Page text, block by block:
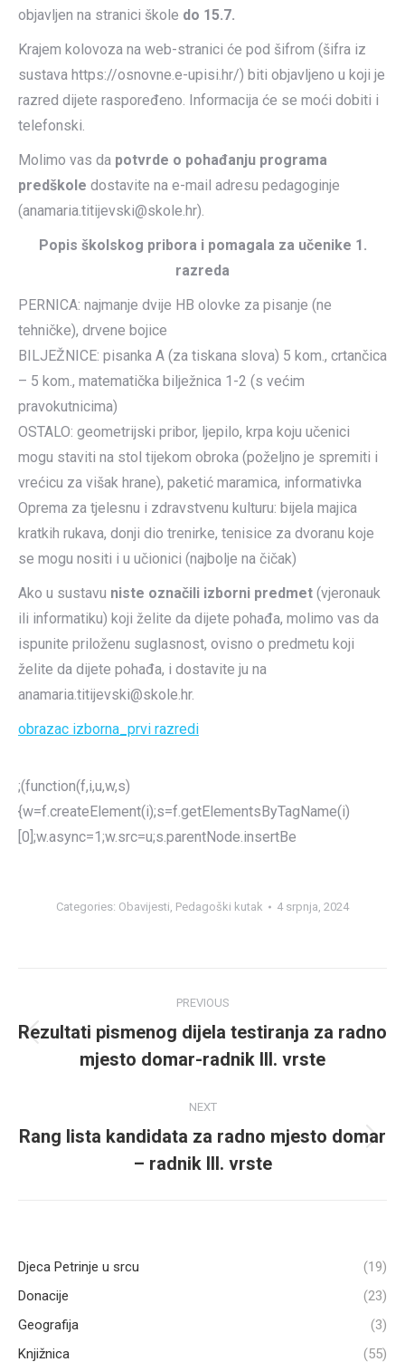
objavljen na stranici škole do 15.7.
Krajem kolovoza na web-stranici će pod šifrom (šifra iz
sustava https://osnovne.e-upisi.hr/) biti objavljeno u koji je
razred dijete raspoređeno. Informacija će se moći dobiti i
telefonski.
Molimo vas da potvrde o pohađanju programa
predškole dostavite na e-mail adresu pedagoginje
(anamaria.titijevski@skole.hr).
Popis školskog pribora i pomagala za učenike 1.
razreda
PERNICA: najmanje dvije HB olovke za pisanje (ne
tehničke), drvene bojice
BILJEŽNICE: pisanka A (za tiskana slova) 5 kom., crtančica
– 5 kom., matematička bilježnica 1-2 (s većim
pravokutnicima)
OSTALO: geometrijski pribor, ljepilo, krpa koju učenici
mogu staviti na stol tijekom obroka (poželjno je spremiti i
vrećicu za višak hrane), paketić maramica, informativka
Oprema za tjelesnu i zdravstvenu kulturu: bijela majica
kratkih rukava, donji dio trenirke, tenisice za dvoranu koje
se mogu nositi i u učionici (najbolje na čičak)
Ako u sustavu niste označili izborni predmet (vjeronauk
ili informatiku) koji želite da dijete pohađa, molimo vas da
ispunite priloženu suglasnost, ovisno o predmetu koji
želite da dijete pohađa, i dostavite ju na
anamaria.titijevski@skole.hr.
obrazac izborna_prvi razredi
;(function(f,i,u,w,s)
{w=f.createElement(i);s=f.getElementsByTagName(i)
[0];w.async=1;w.src=u;s.parentNode.insertBe
Categories: Obavijesti, Pedagoški kutak 4 srpnja, 2024
navigation
PREVIOUS
Previous
post:
Rezultati pismenog dijela testiranja za radno
mjesto domar-radnik III. vrste
NEXT
Next
post:
Rang lista kandidata za radno mjesto domar
– radnik III. vrste
Djeca Petrinje u srcu
(19)
Donacije
(23)
Geografija
(3)
Knjižnica
(55)